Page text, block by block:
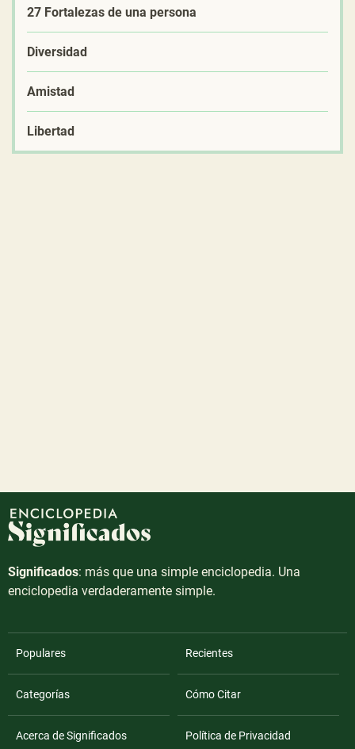
27 Fortalezas de una persona
Diversidad
Amistad
Libertad
Significados: más que una simple enciclopedia. Una
enciclopedia verdaderamente simple.
Populares Recientes
Categorías Cómo Citar
Acerca de Significados Política de Privacidad